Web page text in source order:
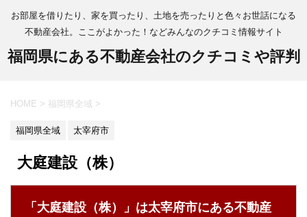
お部屋を借りたり、家を買ったり、土地を売ったりと色々お世話になる
不動産会社。ここがよかった！などみんなのクチコミ情報サイト
福岡県にある不動産会社のクチコミや評判
HOME > 福岡県全域 >
福岡県全域 太宰府市
大庭建設（株）
「大庭建設（株）」は太宰府市にある不動産